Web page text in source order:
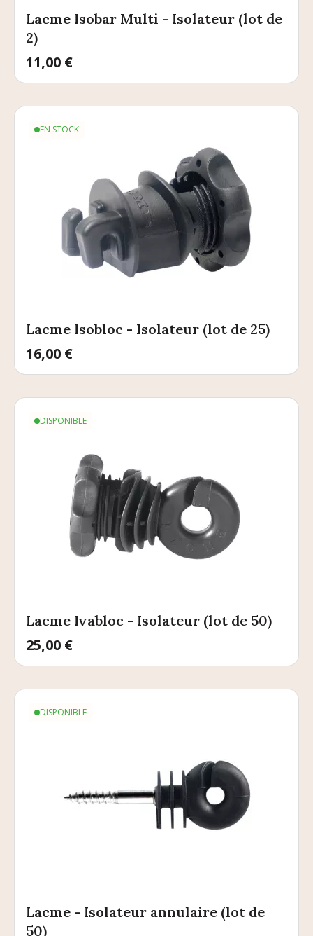
Lacme Isobar Multi - Isolateur (lot de
2)
Prix
11,00 €
EN STOCK
Lacme Isobloc - Isolateur (lot de 25)
Prix
16,00 €
DISPONIBLE
Lacme Ivabloc - Isolateur (lot de 50)
Prix
25,00 €
DISPONIBLE
Lacme - Isolateur annulaire (lot de
50)